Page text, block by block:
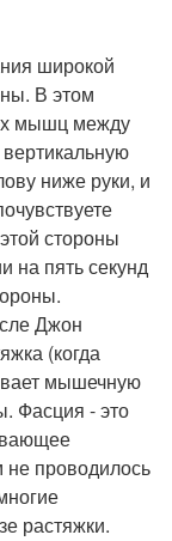
широкой
В этом
мышц между
ниже руки, и
стороны
на пять секунд
Джон
(когда
мышечную
Фасция - это
проводилось
растяжки.